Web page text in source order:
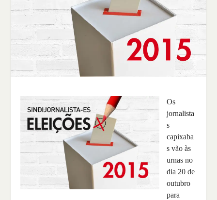
Os
jornalista
s
capixaba
s vão às
urnas no
dia 20 de
outubro
para